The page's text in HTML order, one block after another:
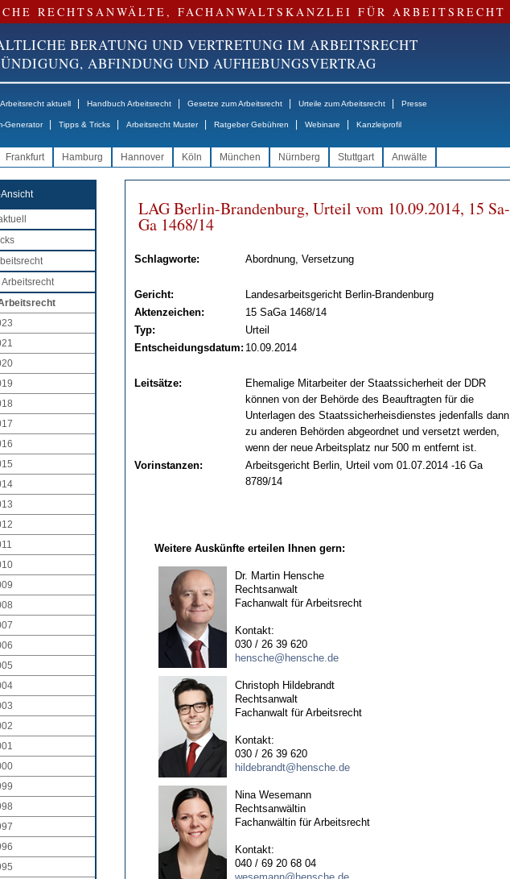
RECHTSANWÄLTE, FACHANWALTSKANZLEI FÜR ARBEITSRECHT
BERATUNG UND VERTRETUNG IM ARBEITSRECHT
ABFINDUNG UND AUFHEBUNGSVERTRAG
Arbeitsrecht aktuell Handbuch Arbeitsrecht Gesetze zum Arbeitsrecht Urteile zum Arbeitsrecht Presse
Generator Tipps & Tricks Arbeitsrecht Muster Ratgeber Gebühren Webinare Kanzleiprofil
Frankfurt Hamburg Hannover Köln München Nürnberg Stuttgart Anwälte
LAG Ber­lin-Bran­den­burg, Ur­teil vom 10.09.2014, 15 Sa­
Ga 1468/14
Schlagworte: Abordnung, Versetzung
Gericht:
Landesarbeitsgericht Berlin-Brandenburg
Aktenzeichen:
15 SaGa 1468/14
Typ:
Urteil
Entscheidungsdatum: 10.09.2014
Leitsätze:
Ehemalige Mitarbeiter der Staatssicherheit der DDR
können von der Behörde des Beauftragten für die
Unterlagen des Staatssicherheisdienstes jedenfalls dann
zu anderen Behörden abgeordnet und versetzt werden,
wenn der neue Arbeitsplatz nur 500 m entfernt ist.
Vorinstanzen:
Arbeitsgericht Berlin, Urteil vom 01.07.2014 -16 Ga
8789/14
Weitere Auskünfte erteilen Ihnen gern:
Dr. Martin Hensche
Rechtsanwalt
Fachanwalt für Arbeitsrecht
Kontakt:
030 / 26 39 620
hensche@hensche.de
Christoph Hildebrandt
Rechtsanwalt
Fachanwalt für Arbeitsrecht
Kontakt:
030 / 26 39 620
hildebrandt@hensche.de
Nina Wesemann
Rechtsanwältin
Fachanwältin für Arbeitsrecht
Kontakt:
040 / 69 20 68 04